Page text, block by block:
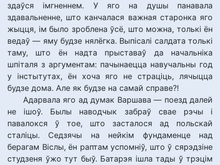
здаўся імгненнем. У яго на душы панавала
здавальненне, што канчалася важная старонка яго
жыцця, ім было зроблена ўсё, што можна, толькі ён
ведаў — яму будзе нялёгка. Выпісалі салдата толькі
таму, што ён надта прыставаў да начальніка
шпіталя з аргументам: пачынаецца навучальны год
у інстытутах, ён хоча яго не страціць, лячыцца
будзе дома. Але як будзе на самай справе?!
Адарвала яго ад думак Варшава — поезд далей
не ішоў. Былы наводчык забраў свае рэчы і
павалокся ў тое, што засталося ад польскай
сталіцы. Седзячы на нейкім фундаменце над
берагам Віслы, ён раптам успомніў, што ў сярэдзіне
студзеня ўжо тут быў. Батарэя ішла тады ў трэцім